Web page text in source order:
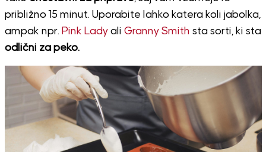
približno 15 minut. Uporabite lahko katera koli jabolka,
ampak npr. Pink Ladyali Granny Smith sta sorti, ki sta
odlični za peko.